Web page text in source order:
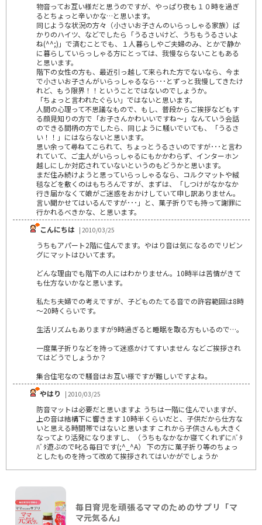
物音ってお互い様だと思うのですが、やっぱり夜も１０時を過ぎ
るとちょっと辛いかな…と思います。
同じような状況の方々（小さいお子さんのいらっしゃる家族）ば
かりのハイツ、などでしたら「うるさいけど、うちもうるさいよ
ね(^^;)」で済むことでも、１人暮らしやご夫婦のみ、とかで静か
に暮らしていらっしゃる方にとっては、我慢ならないこともある
と思います。
階下の女性の方も、最近引っ越して来られた方でないなら、今ま
で小さいお子さんがいらっしゃるなら･･･とずっと我慢してきたけ
れど、もう限界！！ということではないのでしょうか。
「ちょっと言われたぐらい」ではないと思います。
人間の心理って不思議なもので、もし、普段からご挨拶などもす
る顔見知りの方で「お子さんかわいいですね～」なんていう会話
のできる間柄の方でしたら、同じように騒いでいても、「うるさ
い！！」にはならないと思います。
思い余って尋ねてこられて、ちょっとうるさいのですが･･･と言わ
れていて、ご主人がいらっしゃるにもかかわらず、インターホン
越しにしか対応されていないというのもどうかと思います。
まだ住み続けようと思っていらっしゃるなら、コルクマットや絨
毯などを敷くのはもちろんですが、まずは、「しつけがなかなか
行き届かなくて娘がご迷惑をおかけしていて申し訳ありません。
言い聞かせてはいるんですが･･･」と、菓子折りでも持って謝罪に
行かれるべきかな、と思います。
こんにちは | 2010/03/25
うちもアパート2階に住んでます。やはり音は気になるのでリビン
グにマットはひいてます。
どんな理由でも階下の人にはわかりません。10時半は苦情がきて
も仕方ないかなと思います。
私たち夫婦での考えですが、子どものたてる音での許容範囲は8時
～20時くらいです。
生活リズムもありますが9時過ぎると睡眠を取る方もいるので…。
一度菓子折りなどを持って迷惑かけてすいません などご挨拶され
てはどうでしょうか？
集合住宅なので騒音はお互い様ですが難しいですよね。
やはり
| 2010/03/25
防音マットは必要だと思いますよ うちは一階に住んでいますが、
上の音は結構下に響きます 10時半くらいだと、子供だから仕方な
いと思える時間帯ではないと思います これから子供さんも大きく
なってより活発になりますし、（うちもなかなか寝てくれずにﾊﾞﾀ
ﾊﾞﾀ遊ぶので叱る毎日です(;^_^A） 下の方に菓子折り等のちょっ
としたものを持って改めて挨拶されてはいかがでしょうか
毎日育児を頑張るママのためのサプリ「マ
マ元気るん」